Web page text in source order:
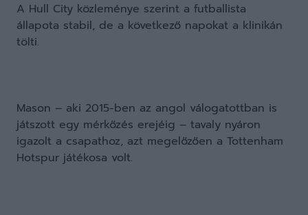
A Hull City közleménye szerint a futballista
állapota stabil, de a következő napokat a klinikán
tölti.
Mason – aki 2015-ben az angol válogatottban is
játszott egy mérkőzés erejéig – tavaly nyáron
igazolt a csapathoz, azt megelőzően a Tottenham
Hotspur játékosa volt.